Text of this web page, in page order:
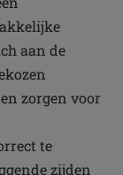
aan de
zorgen voor
te
zijden